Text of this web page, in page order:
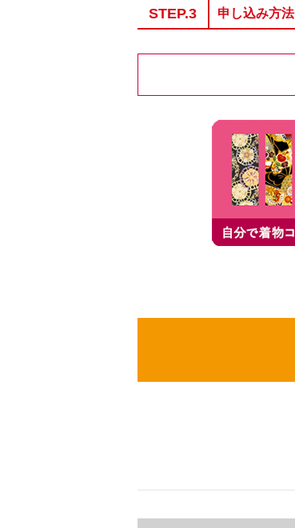
STEP.3 申し込み方法